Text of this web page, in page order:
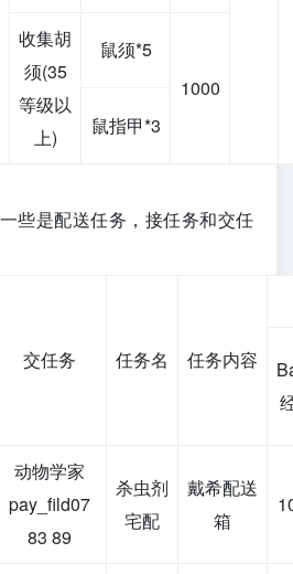
收集胡
须(35
等级以
上)
鼠须*5
1000
鼠指甲*3
些是配送任务，接任务和交任
交任务 任务名 任务内容
动物学家
pay_fild07
83 89
杀虫剂
宅配
戴希配送
箱